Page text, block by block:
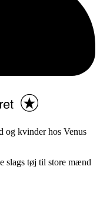
og kvinder hos Venus
slags tøj til store mænd